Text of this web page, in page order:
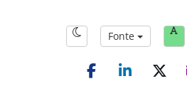
Fonte